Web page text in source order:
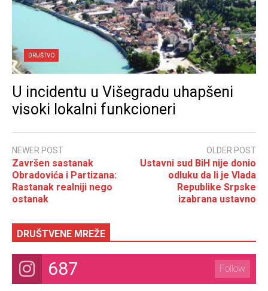
DRUŠTVO
U incidentu u Višegradu uhapšeni
visoki lokalni funkcioneri
NEWER POST
Završen sastanak
Obradovića i Partizana:
Rastanak realniji nego
ostanak
OLDER POST
Ustavni sud BiH nije donio
odluku da li je Vlada
Republike Srpske
izabrana ustavno
DRUŠTVENE MREŽE
687 Follow